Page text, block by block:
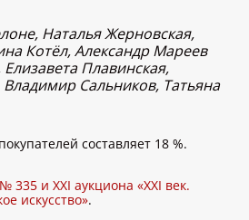
Наталья Жерновская,
Котёл, Александр Мареев
Плавинская,
Сальников, Татьяна
составляет 18 %.
335 и XXI аукциона «XXI век.
искусство».